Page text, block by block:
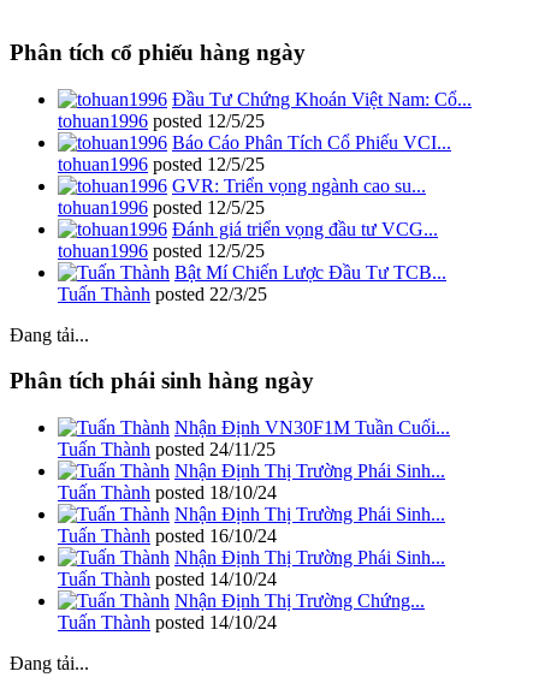
Phân tích cổ phiếu hàng ngày
Đầu Tư Chứng Khoán Việt Nam: Cổ...
tohuan1996 posted 12/5/25
Báo Cáo Phân Tích Cổ Phiếu VCI...
tohuan1996 posted 12/5/25
GVR: Triển vọng ngành cao su...
tohuan1996 posted 12/5/25
Đánh giá triển vọng đầu tư VCG...
tohuan1996 posted 12/5/25
Bật Mí Chiến Lược Đầu Tư TCB...
Tuấn Thành posted 22/3/25
Đang tải...
Phân tích phái sinh hàng ngày
Nhận Định VN30F1M Tuần Cuối...
Tuấn Thành posted 24/11/25
Nhận Định Thị Trường Phái Sinh...
Tuấn Thành posted 18/10/24
Nhận Định Thị Trường Phái Sinh...
Tuấn Thành posted 16/10/24
Nhận Định Thị Trường Phái Sinh...
Tuấn Thành posted 14/10/24
Nhận Định Thị Trường Chứng...
Tuấn Thành posted 14/10/24
Đang tải...